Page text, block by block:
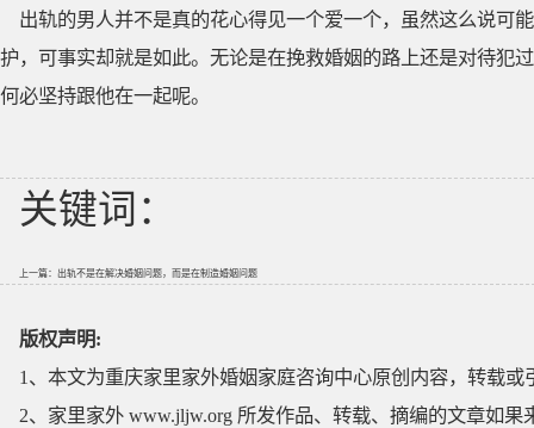
出轨的男人并不是真的花心得见一个爱一个，虽然这么说可
护，可事实却就是如此。无论是在挽救婚姻的路上还是对待犯
何必坚持跟他在一起呢。
关键词：
上一篇： 出轨不是在解决婚姻问题，而是在制造婚姻问题
版权声明:
1、本文为重庆家里家外婚姻家庭咨询中心原创内容，转载
2、家里家外 www.jljw.org 所发作品、转载、摘编的文章如